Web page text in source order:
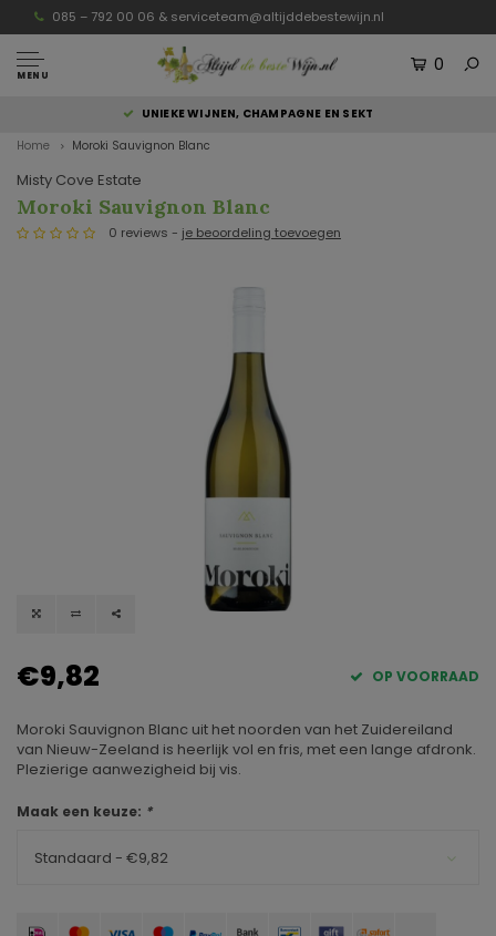
085 – 792 00 06 & serviceteam@altijddebestewijn.nl
MENU
0
UNIEKE WIJNEN, CHAMPAGNE EN SEKT
Home Moroki Sauvignon Blanc
Misty Cove Estate
Moroki Sauvignon Blanc
0 reviews - je beoordeling toevoegen
€9,82 OP VOORRAAD
Moroki Sauvignon Blanc uit het noorden van het Zuidereiland
van Nieuw-Zeeland is heerlijk vol en fris, met een lange afdronk.
Plezierige aanwezigheid bij vis.
Maak een keuze: *
Standaard - €9,82